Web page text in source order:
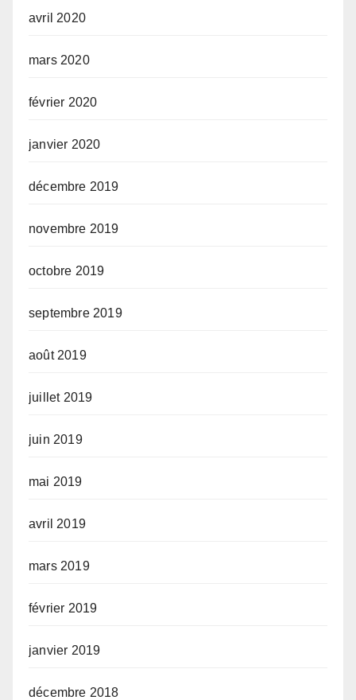
avril 2020
mars 2020
février 2020
janvier 2020
décembre 2019
novembre 2019
octobre 2019
septembre 2019
août 2019
juillet 2019
juin 2019
mai 2019
avril 2019
mars 2019
février 2019
janvier 2019
décembre 2018